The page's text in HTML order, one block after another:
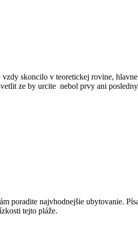
skoncilo v teoretickej rovine,
ze by urcite nebol prvy ani
poradite najvhodnejšie ubytovanie.
tejto pláže.